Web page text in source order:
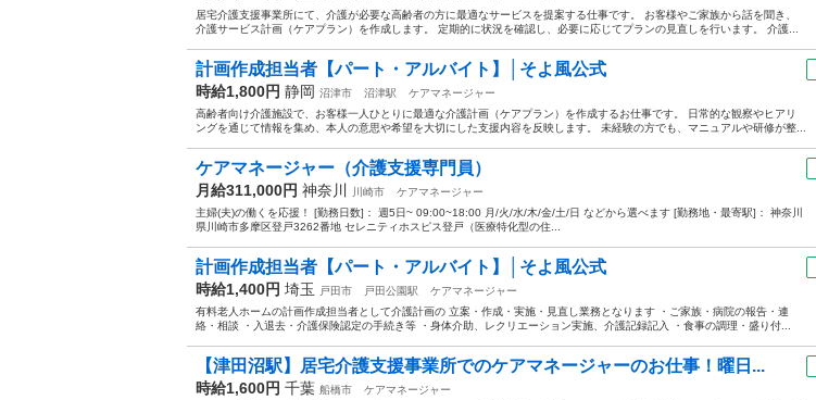
居宅介護支援事業所にて、介護が必要な高齢者の方に最適なサービスを提案する仕事です。 お客様やご家族から話を聞き、
介護サービス計画（ケアプラン）を作成します。 定期的に状況を確認し、必要に応じてプランの見直しを行います。 介護...
計画作成担当者【パート・アルバイト】│そよ風公式
時給1,800円 静岡 沼津市 沼津駅
ケアマネージャー
高齢者向け介護施設で、お客様一人ひとりに最適な介護計画（ケアプラン）を作成するお仕事です。 日常的な観察やヒアリ
ングを通じて情報を集め、本人の意思や希望を大切にした支援内容を反映します。 未経験の方でも、マニュアルや研修が整...
ケアマネージャー（介護支援専門員）
月給311,000円 神奈川 川崎市
ケアマネージャー
主婦(夫)の働くを応援！ [勤務日数]： 週5日~ 09:00~18:00 月/火/水/木/金/土/日 などから選べます [勤務地・最寄駅]： 神奈川
県川崎市多摩区登戸3262番地 セレニティホスピス登戸（医療特化型の住...
計画作成担当者【パート・アルバイト】│そよ風公式
時給1,400円 埼玉 戸田市 戸田公園駅
ケアマネージャー
有料老人ホームの計画作成担当者として介護計画の 立案・作成・実施・見直し業務となります ・ご家族・病院の報告・連
絡・相談 ・入退去・介護保険認定の手続き等 ・身体介助、レクリエーション実施、介護記録記入 ・食事の調理・盛り付...
【津田沼駅】居宅介護支援事業所でのケアマネージャーのお仕事！曜日...
時給1,600円 千葉 船橋市
ケアマネージャー